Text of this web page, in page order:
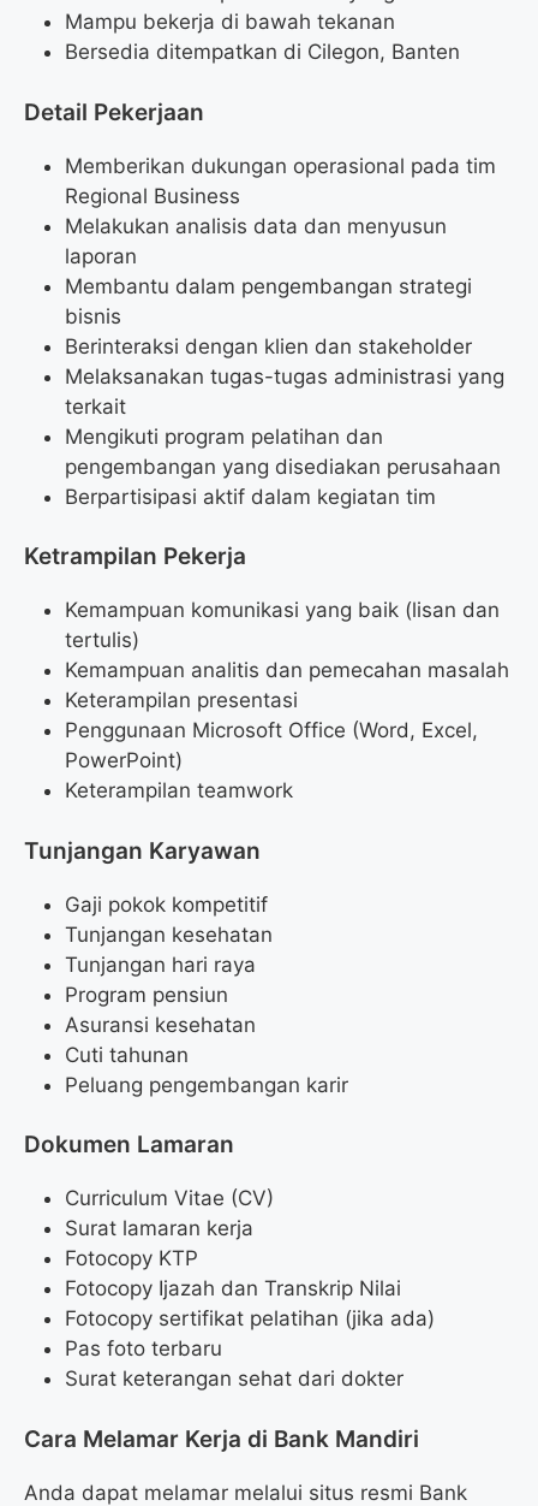
Mampu bekerja di bawah tekanan
Bersedia ditempatkan di Cilegon, Banten
Detail Pekerjaan
Memberikan dukungan operasional pada tim
Regional Business
Melakukan analisis data dan menyusun
laporan
Membantu dalam pengembangan strategi
bisnis
Berinteraksi dengan klien dan stakeholder
Melaksanakan tugas-tugas administrasi yang
terkait
Mengikuti program pelatihan dan
pengembangan yang disediakan perusahaan
Berpartisipasi aktif dalam kegiatan tim
Ketrampilan Pekerja
Kemampuan komunikasi yang baik (lisan dan
tertulis)
Kemampuan analitis dan pemecahan masalah
Keterampilan presentasi
Penggunaan Microsoft Office (Word, Excel,
PowerPoint)
Keterampilan teamwork
Tunjangan Karyawan
Gaji pokok kompetitif
Tunjangan kesehatan
Tunjangan hari raya
Program pensiun
Asuransi kesehatan
Cuti tahunan
Peluang pengembangan karir
Dokumen Lamaran
Curriculum Vitae (CV)
Surat lamaran kerja
Fotocopy KTP
Fotocopy Ijazah dan Transkrip Nilai
Fotocopy sertifikat pelatihan (jika ada)
Pas foto terbaru
Surat keterangan sehat dari dokter
Cara Melamar Kerja di Bank Mandiri
Anda dapat melamar melalui situs resmi Bank